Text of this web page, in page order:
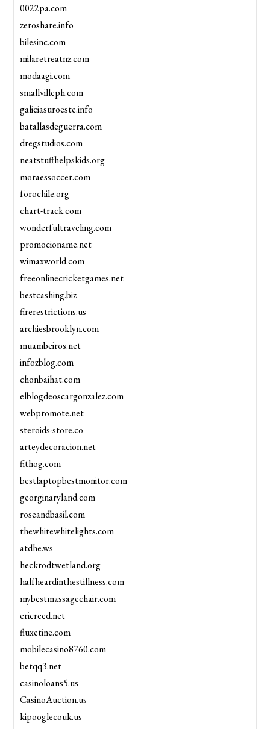
0022pa.com
zeroshare.info
bilesinc.com
milaretreatnz.com
modaagi.com
smallvilleph.com
galiciasuroeste.info
batallasdeguerra.com
dregstudios.com
neatstuffhelpskids.org
moraessoccer.com
forochile.org
chart-track.com
wonderfultraveling.com
promocioname.net
wimaxworld.com
freeonlinecricketgames.net
bestcashing.biz
firerestrictions.us
archiesbrooklyn.com
muambeiros.net
infozblog.com
chonbaihat.com
elblogdeoscargonzalez.com
webpromote.net
steroids-store.co
arteydecoracion.net
fithog.com
bestlaptopbestmonitor.com
georginaryland.com
roseandbasil.com
thewhitewhitelights.com
atdhe.ws
heckrodtwetland.org
halfheardinthestillness.com
mybestmassagechair.com
ericreed.net
fluxetine.com
mobilecasino8760.com
betqq3.net
casinoloans5.us
CasinoAuction.us
kipooglecouk.us